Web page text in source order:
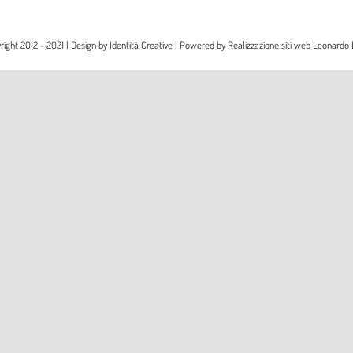
2012 - 2021 | Design byIdentità Creative | Powered byRealizzazione siti web Leonardo